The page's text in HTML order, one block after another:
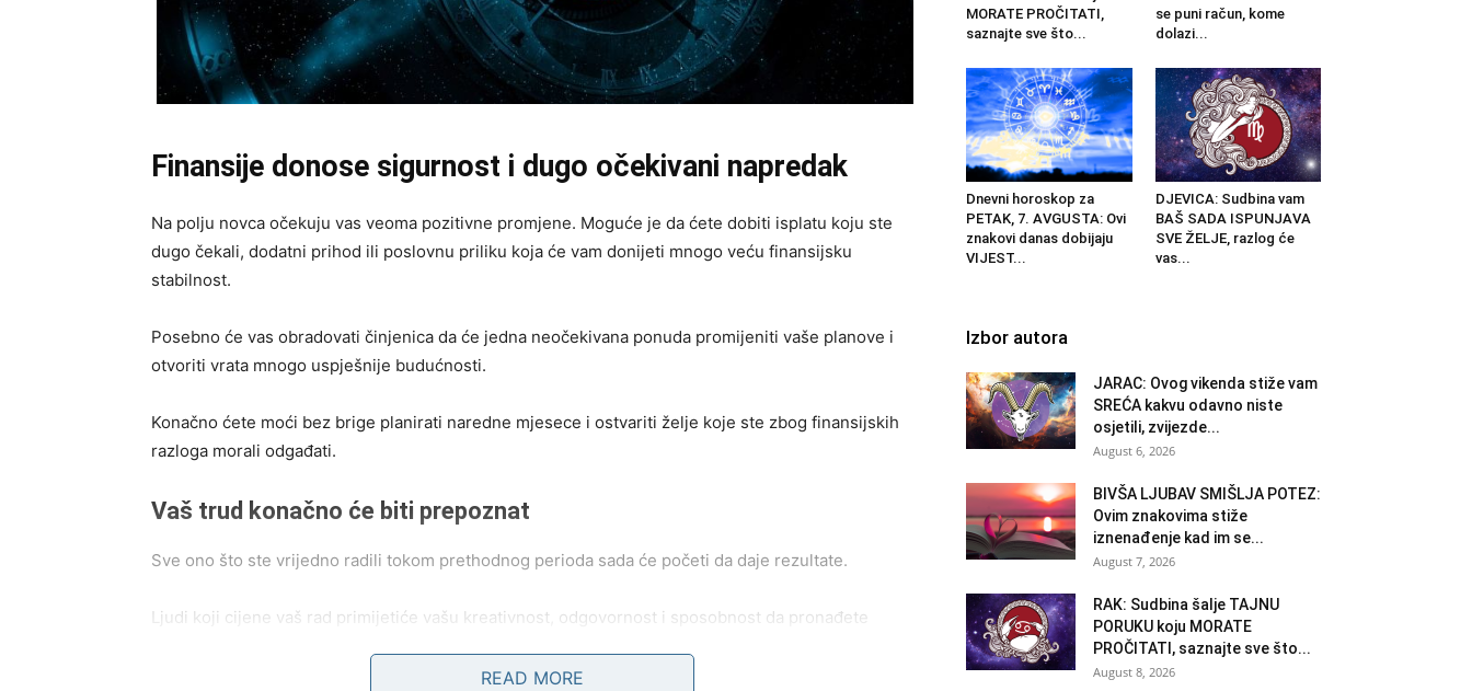
Finansije donose sigurnost i dugo očekivani napredak
Na polju novca očekuju vas veoma pozitivne promjene. Moguće je da ćete dobiti isplatu koju ste
dugo čekali, dodatni prihod ili poslovnu priliku koja će vam donijeti mnogo veću finansijsku
stabilnost.
Posebno će vas obradovati činjenica da će jedna neočekivana ponuda promijeniti vaše planove i
otvoriti vrata mnogo uspješnije budućnosti.
Konačno ćete moći bez brige planirati naredne mjesece i ostvariti želje koje ste zbog finansijskih
razloga morali odgađati.
Vaš trud konačno će biti prepoznat
Sve ono što ste vrijedno radili tokom prethodnog perioda sada će početi da daje rezultate.
Ljudi koji cijene vaš rad primijetiće vašu kreativnost, odgovornost i sposobnost da pronađete
READ MORE
MORATE PROČITATI,
saznajte sve što...
se puni račun, kome
dolazi...
Dnevni horoskop za
PETAK, 7. AVGUSTA: Ovi
znakovi danas dobijaju
VIJEST...
DJEVICA: Sudbina vam
BAŠ SADA ISPUNJAVA
SVE ŽELJE, razlog će
vas...
Izbor autora
JARAC: Ovog vikenda stiže vam
SREĆA kakvu odavno niste
osjetili, zvijezde...
August 6, 2026
BIVŠA LJUBAV SMIŠLJA POTEZ:
Ovim znakovima stiže
iznenađenje kad im se...
August 7, 2026
RAK: Sudbina šalje TAJNU
PORUKU koju MORATE
PROČITATI, saznajte sve što...
August 8, 2026